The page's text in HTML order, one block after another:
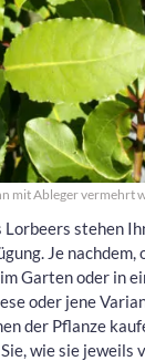
mit Ableger vermehrt
Lorbeers stehen
Je nachdem,
Garten oder in
oder jene
der Pflanze
wie sie jeweils